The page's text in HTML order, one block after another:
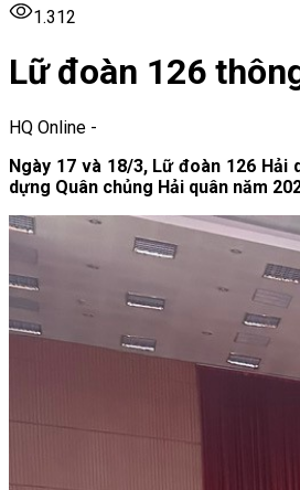
1.312
Lữ đoàn 126
HQ Online -
Ngày 17 và 18/3, Lữ đoàn 126
dựng Quân chủng Hải quân năm